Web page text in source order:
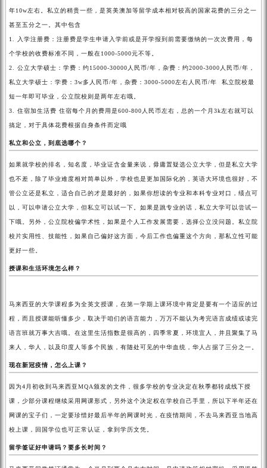
年10w左右。私立的稍贵一些，是英美澳加等留学成本相对较高的国家花费的三分之一
甚至五分之一。其中包含
1. 入学注册费：注册费是学生申请入学前或是开学报到前需要缴纳的一次次费用，每
个学校的收费标准不同，一般在1000-5000元不等。
2. 公立大学硕士：学费：约15000-30000人民币/年，杂费：约2000-3000人民币/年，
私立大学硕士：学费：3w多人民币/年，杂费：3000-5000左右人民币/年 私立院校最
短一年即可毕业，公立院校则是两年左右哦。
3. 住宿加生活费 住宿每个月的费用是600-800人民币左右，总的一个月3k左右就可以
搞定，对于具体花费根据自身条件而定哦
私立和公立，到底选哪个？
如果就学校的排名，知名度，毕业证含金量来说，毋庸置疑选公立大学，但是私立大学
也不差，除了毕业难度相对简单以外，学校也是更加国际化的，英语大环境也很好，不
管公立还是私立，适合自己的才是最好的，如果你想读的专业和本科专业对口，绩点可
以，可以申请公立大学，但私立可以试一下。如果是跳专业的话，私立大学可以尝试一
下哦。另外，公立院校偏学术性，如果是个人工作发展需要，选择公立没问题。私立院
校片实用性、技能性，如果自己偏好这方面，今后工作也偏重这个方向，那私立性可能
更好一些。
授课和生活环境怎么样？
马来西亚的大学课程多为全英文授课，在第一学期上课环境中肯定是要有一个适应的过
程，而且授课能听懂多少，取决于咱们的语言能力，万万不能认为考完语言成绩或读完
语言班就万事大吉哦。在这里生活指数是很高的，四季常夏，环境宜人，并且聚集了马
来人，华人，以及印度人等多个民族，有随处可见的中华血统，华人占据了三分之一。
现在新冠疫情，怎么上课？
因为4月初收到马来西亚MQA颁发的文件，很多学校的专业决定在秋季都转成线下授
课，少部分课程继续采用网课形式，另外这个决定权在学校自己手里，所以下半年还在
网课的宝子们，一定要珍惜好最后半年的网课时光，在疫情期间，不去马来西亚当地高
校上课，回国学位也可正常认证，拿到学历文凭。
留学签证好申请吗？要多长时间？